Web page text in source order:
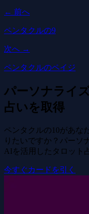
← 前へ
ペンタクルの9
次へ →
ペンタクルのペイジ
パーソナライ
占いを取得
ペンタクルの10があな
りたいですか？パーソ
AIを活用したタロット
今すぐカードを引く